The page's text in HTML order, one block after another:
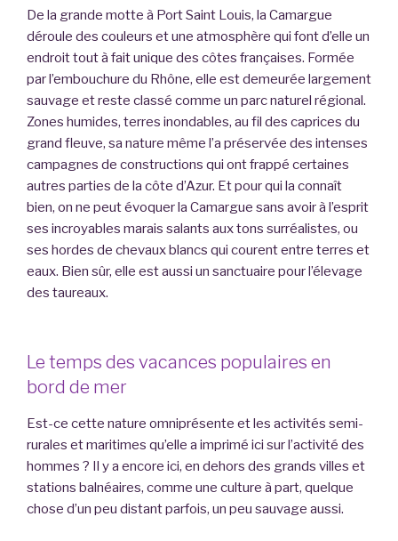
De la grande motte à Port Saint Louis, la Camargue
déroule des couleurs et une atmosphère qui font d’elle un
endroit tout à fait unique des côtes françaises. Formée
par l’embouchure du Rhône, elle est demeurée largement
sauvage et reste classé comme un parc naturel régional.
Zones humides, terres inondables, au fil des caprices du
grand fleuve, sa nature même l’a préservée des intenses
campagnes de constructions qui ont frappé certaines
autres parties de la côte d’Azur. Et pour qui la connaît
bien, on ne peut évoquer la Camargue sans avoir à l’esprit
ses incroyables marais salants aux tons surréalistes, ou
ses hordes de chevaux blancs qui courent entre terres et
eaux. Bien sûr, elle est aussi un sanctuaire pour l’élevage
des taureaux.
Le temps des vacances populaires en
bord de mer
Est-ce cette nature omniprésente et les activités semi-
rurales et maritimes qu’elle a imprimé ici sur l’activité des
hommes ? Il y a encore ici, en dehors des grands villes et
stations balnéaires, comme une culture à part, quelque
chose d’un peu distant parfois, un peu sauvage aussi.